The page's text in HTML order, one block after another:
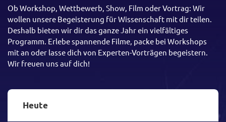
Ob Workshop, Wettbewerb, Show, Film oder Vortrag: Wir
wollen unsere Begeisterung für Wissenschaft mit dir teilen.
Deshalb bieten wir dir das ganze Jahr ein vielfältiges
Programm. Erlebe spannende Filme, packe bei Workshops
mit an oder lasse dich von Experten-Vorträgen begeistern.
Wir freuen uns auf dich!
Heute